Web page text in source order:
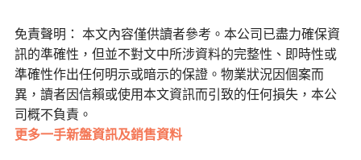
免責聲明： 本文內容僅供讀者參考。本公司已盡力確保資
訊的準確性，但並不對文中所涉資料的完整性、即時性或
準確性作出任何明示或暗示的保證。物業狀況因個案而
異，讀者因信賴或使用本文資訊而引致的任何損失，本公
司概不負責。
更多一手新盤資訊及銷售資料